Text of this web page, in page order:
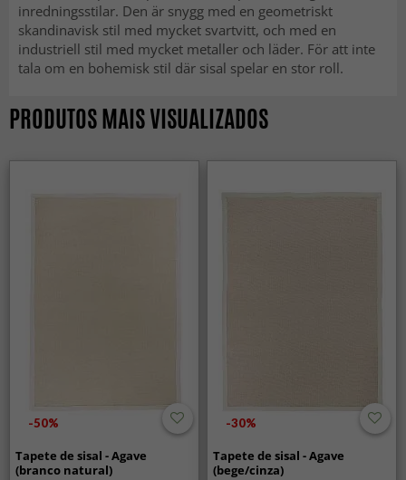
inredningsstilar. Den är snygg med en geometriskt
skandinavisk stil med mycket svartvitt, och med en
industriell stil med mycket metaller och läder. För att inte
tala om en bohemisk stil där sisal spelar en stor roll.
PRODUTOS MAIS VISUALIZADOS
-50%
Tapete de sisal - Agave
(branco natural)
-30%
Tapete de sisal - Agave
(bege/cinza)